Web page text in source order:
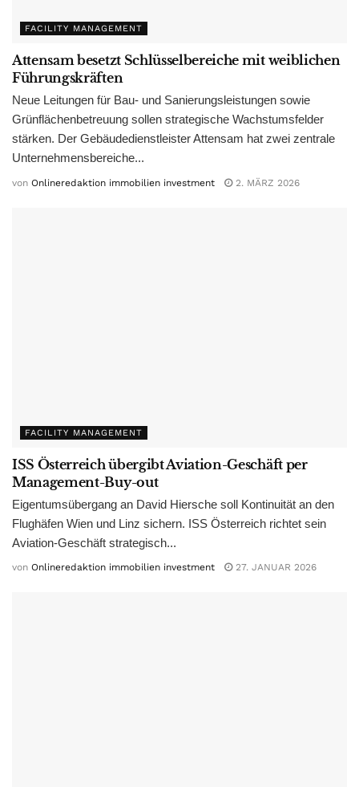
FACILITY MANAGEMENT
Attensam besetzt Schlüsselbereiche mit weiblichen
Führungskräften
Neue Leitungen für Bau- und Sanierungsleistungen sowie
Grünflächenbetreuung sollen strategische Wachstumsfelder
stärken. Der Gebäudedienstleister Attensam hat zwei zentrale
Unternehmensbereiche...
von Onlineredaktion immobilien investment 2. MÄRZ 2026
FACILITY MANAGEMENT
ISS Österreich übergibt Aviation-Geschäft per
Management-Buy-out
Eigentumsübergang an David Hiersche soll Kontinuität an den
Flughäfen Wien und Linz sichern. ISS Österreich richtet sein
Aviation-Geschäft strategisch...
von Onlineredaktion immobilien investment 27. JANUAR 2026